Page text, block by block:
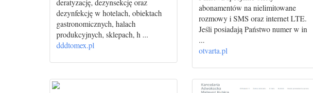
deratyzację, dezynsekcję oraz
dezynfekcję w hotelach, obiektach
gastronomicznych, halach
produkcyjnych, sklepach, h ...
dddtomex.pl
abonamentów na nielimitowane
rozmowy i SMS oraz internet LTE.
Jeśli posiadają Państwo numer w in
...
otvarta.pl